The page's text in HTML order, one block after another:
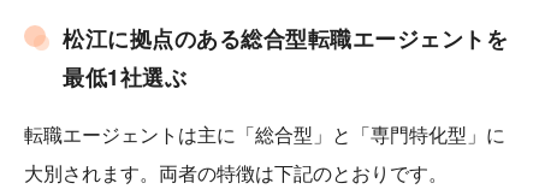
松江に拠点のある総合型転職エージェントを
最低1社選ぶ
転職エージェントは主に「総合型」と「専門特化型」に
大別されます。両者の特徴は下記のとおりです。